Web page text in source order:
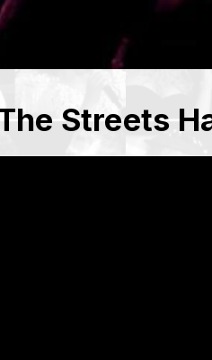
Streets